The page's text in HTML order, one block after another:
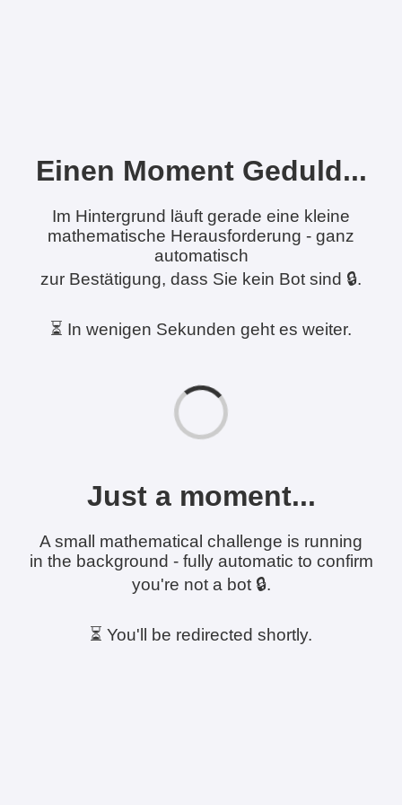
Einen Moment Geduld...
Im Hintergrund läuft gerade eine kleine
mathematische Herausforderung - ganz
automatisch
zur Bestätigung, dass Sie kein Bot sind 🔒.
⏳ In wenigen Sekunden geht es weiter.
Just a moment...
A small mathematical challenge is running
in the background - fully automatic to confirm
you're not a bot 🔒.
⏳ You'll be redirected shortly.